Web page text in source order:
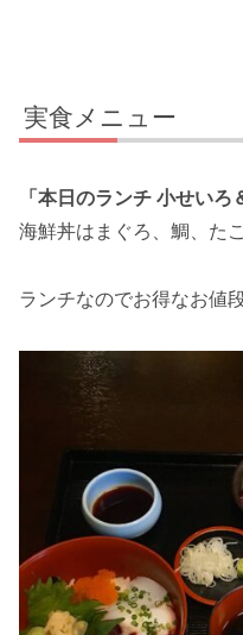
実食メニュー
「本日のランチ 小せいろ
海鮮丼はまぐろ、鯛、た
ランチなのでお得なお値段